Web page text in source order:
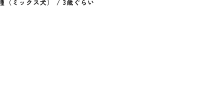
（ミックス犬） /3歳ぐらい